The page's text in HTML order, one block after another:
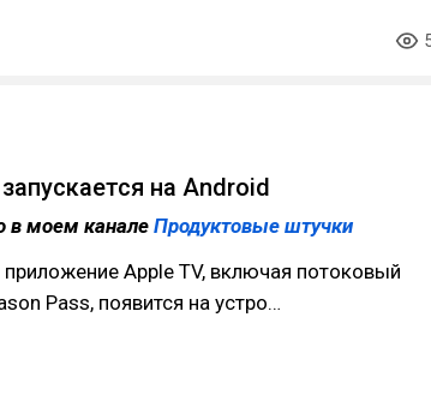
на Android
в моем каналеПродуктовые штучки
приложение Apple TV, включая потоковый
Pass, появится на устро…